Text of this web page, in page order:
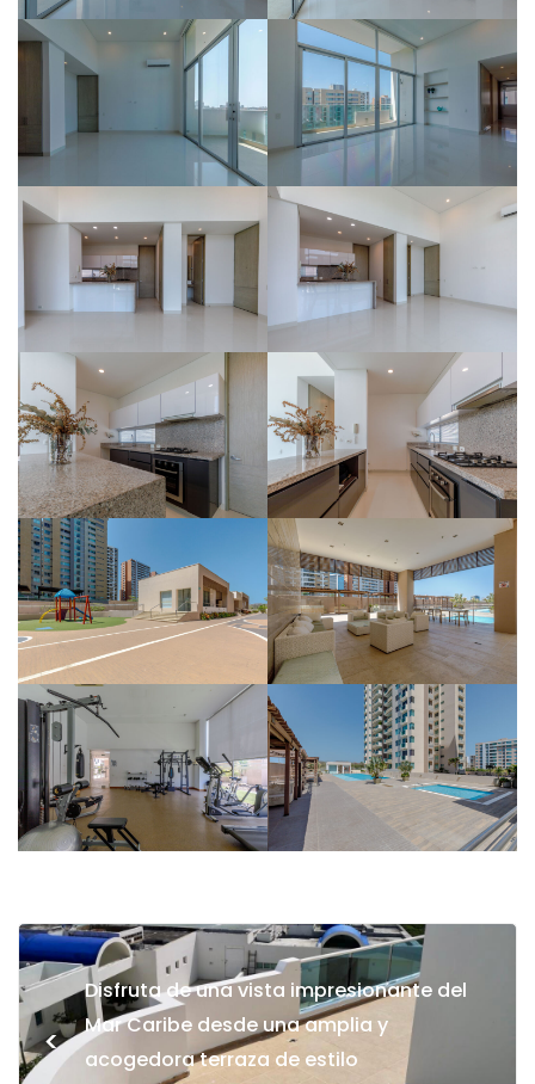
<
Disfruta de una vista impresionante del
Mar Caribe desde una amplia y
acogedora terraza de estilo